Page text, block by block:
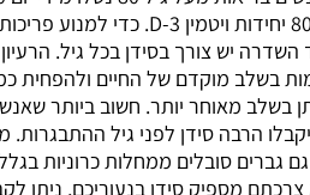
סידן בסיסי, בתוספת 800 יחידות ויטמין D-3. כדי למנוע פריכות עצמות
בסידן בכל גיל. הרעיון הוא
של החיים ולהפחית כמה
יותר. חשוב ביותר שאנשים
סידן לפני גיל ההתבגרות. מחסור
ממחלות כרוניות בגלל מחסור
סידן בנעוריכם, ניתן לקבל סידן